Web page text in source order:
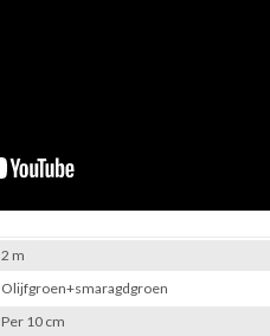
2 m
Olijfgroen+smaragdgroen
Per 10 cm